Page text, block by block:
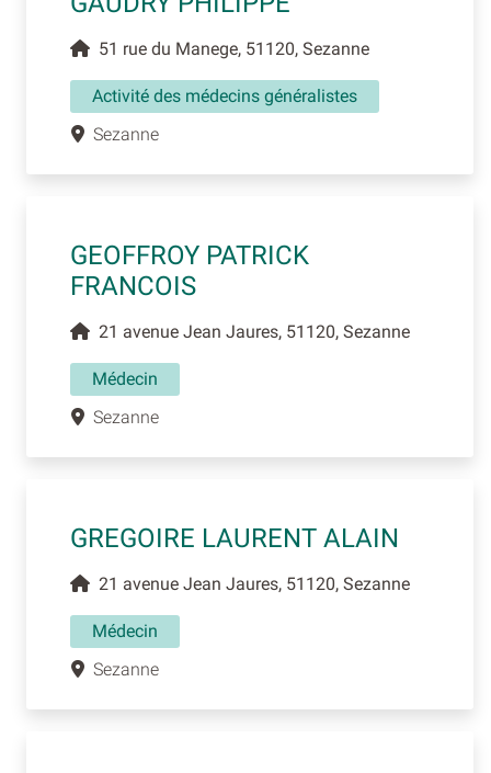
51 rue du Manege, 51120, Sezanne
Activité des médecins généralistes
Sezanne
GEOFFROY PATRICK
FRANCOIS
21 avenue Jean Jaures, 51120, Sezanne
Médecin
Sezanne
GREGOIRE LAURENT ALAIN
21 avenue Jean Jaures, 51120, Sezanne
Médecin
Sezanne